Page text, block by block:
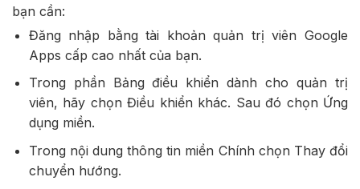
bạn cần:
Đăng nhập bằng tài khoản quản trị viên Google
Apps cấp cao nhất của bạn.
Trong phần Bảng điều khiển dành cho quản trị
viên, hãy chọn Điều khiển khác. Sau đó chọn Ứng
dụng miền.
Trong nội dung thông tin miền Chính chọn Thay đổi
chuyển hướng.